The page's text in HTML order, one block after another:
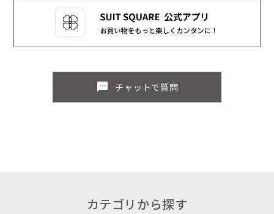
sms チャットで質問
カテゴリから探す